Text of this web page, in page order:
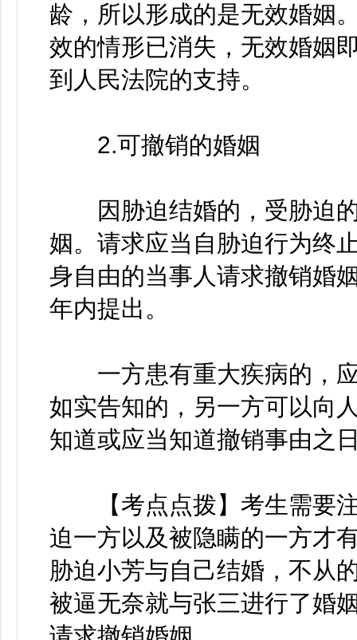
龄，所以形成的是无效婚姻
效的情形已消失，无效婚姻
到人民法院的支持。
2.可撤销的婚姻
因胁迫结婚的，受胁迫的
姻。请求应当自胁迫行为终
身自由的当事人请求撤销婚
年内提出。
一方患有重大疾病的，应
如实告知的，另一方可以向
知道或应当知道撤销事由之
【考点点拨】考生需要注
迫一方以及被隐瞒的一方才
胁迫小芳与自己结婚，不从
被逼无奈就与张三进行了婚